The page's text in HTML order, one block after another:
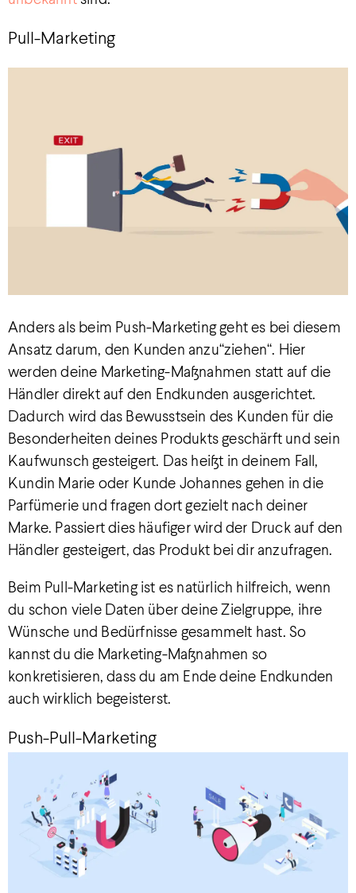
Pull-Marketing
Anders als beim Push-Marketing geht es bei diesem
Ansatz darum, den Kunden anzu“ziehen“. Hier
werden deine Marketing-Maßnahmen statt auf die
Händler direkt auf den Endkunden ausgerichtet.
Dadurch wird das Bewusstsein des Kunden für die
Besonderheiten deines Produkts geschärft und sein
Kaufwunsch gesteigert. Das heißt in deinem Fall,
Kundin Marie oder Kunde Johannes gehen in die
Parfümerie und fragen dort gezielt nach deiner
Marke. Passiert dies häufiger wird der Druck auf den
Händler gesteigert, das Produkt bei dir anzufragen.
Beim Pull-Marketing ist es natürlich hilfreich, wenn
du schon viele Daten über deine Zielgruppe, ihre
Wünsche und Bedürfnisse gesammelt hast. So
kannst du die Marketing-Maßnahmen so
konkretisieren, dass du am Ende deine Endkunden
auch wirklich begeisterst.
Push-Pull-Marketing